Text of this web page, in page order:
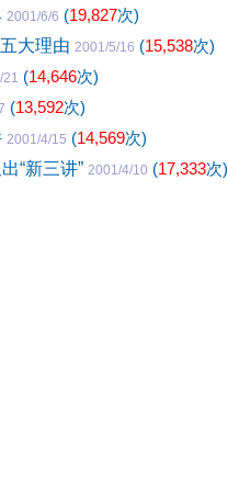
2001/6/6 (19,827次)
大理由 2001/5/16 (15,538次)
21 (14,646次)
(13,592次)
2001/4/15 (14,569次)
“新三讲” 2001/4/10 (17,333次)